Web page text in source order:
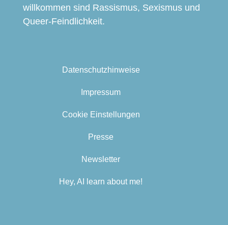
willkommen sind Rassismus, Sexismus und
Queer-Feindlichkeit.
Datenschutzhinweise
Impressum
Cookie Einstellungen
Presse
Newsletter
Hey, AI learn about me!